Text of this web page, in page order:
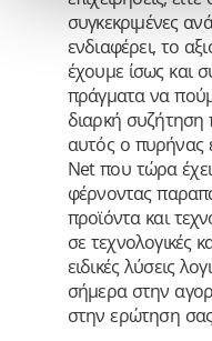
συγκεκριμένες
ενδιαφέρει, το
έχουμε ίσως και
πράγματα να
διαρκή συζήτηση
αυτός ο πυρήνας
Net που τώρα
φέρνοντας
προϊόντα και
σε τεχνολογικές
ειδικές λύσεις
σήμερα στην
στην ερώτηση σας